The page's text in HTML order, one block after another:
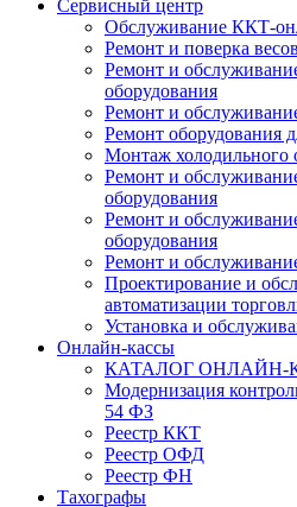
Сервисный центр
Обслуживание ККТ-
Ремонт и поверка весов
Ремонт и
оборудования
Ремонт и
Ремонт оборудования
Монтаж холодильного
Ремонт и
оборудования
Ремонт и
оборудования
Ремонт и
Проектирование и
автоматизации
Установка и
Онлайн-кассы
КАТАЛОГ ОНЛАЙН-
Модернизация
54 ФЗ
Реестр ККТ
Реестр ОФД
Реестр ФН
Тахографы